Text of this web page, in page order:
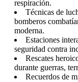
respiración.
Técnicas de
bomberos
moderna.
Estaciones
seguridad contra
Rescates
durante guerras,
Recuerdos de